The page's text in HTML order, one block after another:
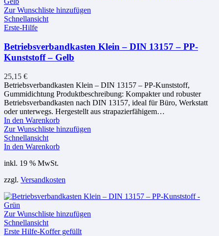
Zur Wunschliste hinzufügen
Schnellansicht
Erste-Hilfe
Betriebsverbandkasten Klein – DIN 13157 – PP-
Kunststoff – Gelb
25,15 €
Betriebsverbandkasten Klein – DIN 13157 – PP-Kunststoff,
Gummidichtung Produktbeschreibung: Kompakter und robuster
Betriebsverbandkasten nach DIN 13157, ideal für Büro, Werkstatt
oder unterwegs. Hergestellt aus strapazierfähigem…
In den Warenkorb
Zur Wunschliste hinzufügen
Schnellansicht
In den Warenkorb
inkl. 19 % MwSt.
zzgl. Versandkosten
Zur Wunschliste hinzufügen
Schnellansicht
Erste Hilfe-Koffer gefüllt